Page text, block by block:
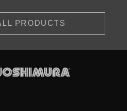
PRODUCTS